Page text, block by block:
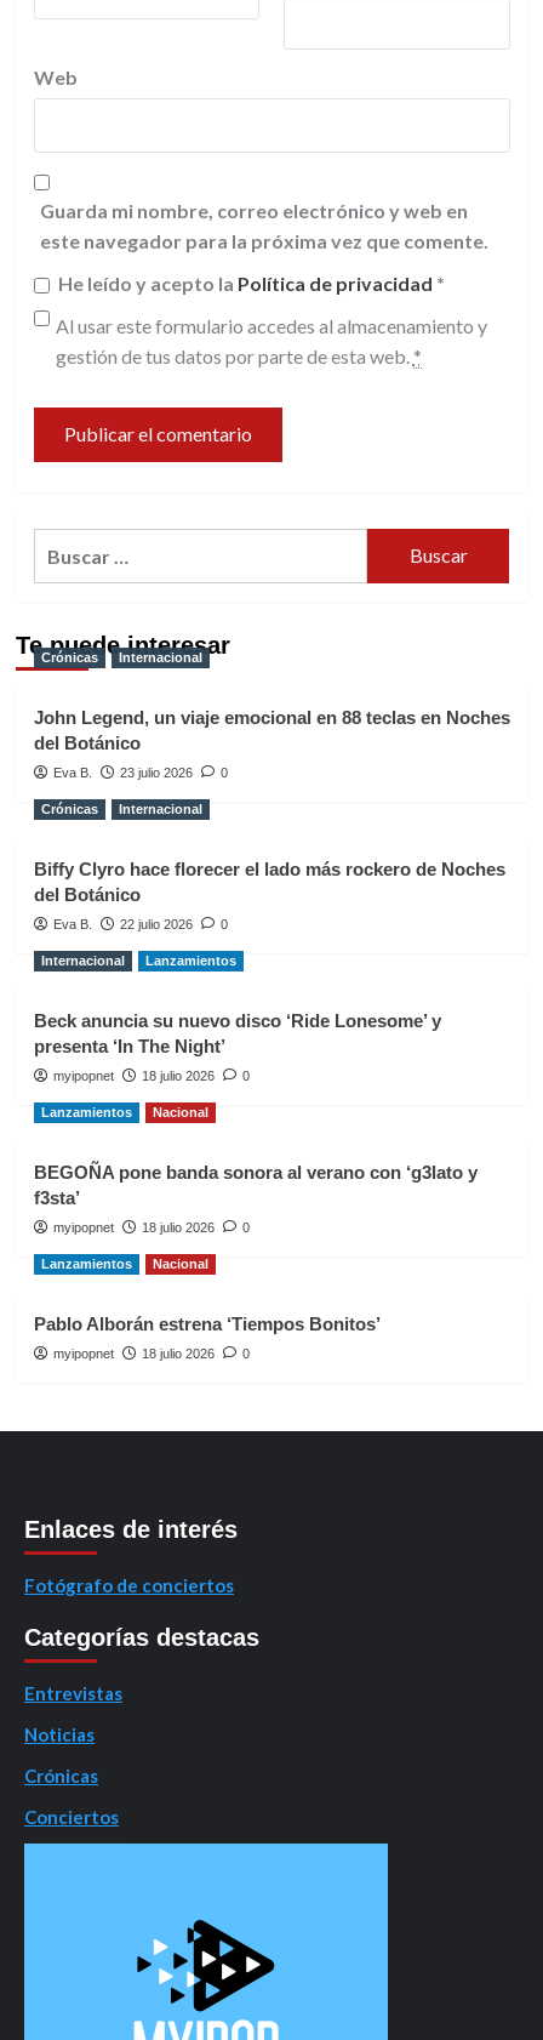
Web
Guarda mi nombre, correo electrónico y web en
este navegador para la próxima vez que comente.
He leído y acepto la Política de privacidad *
Al usar este formulario accedes al almacenamiento y
gestión de tus datos por parte de esta web. *
Te puede interesar
Crónicas Internacional
John Legend, un viaje emocional en 88 teclas en Noches
del Botánico
Eva B. 23 julio 2026 0
Crónicas Internacional
Biffy Clyro hace florecer el lado más rockero de Noches
del Botánico
Eva B. 22 julio 2026 0
Internacional Lanzamientos
Beck anuncia su nuevo disco ‘Ride Lonesome’ y
presenta ‘In The Night’
myipopnet 18 julio 2026 0
Lanzamientos Nacional
BEGOÑA pone banda sonora al verano con ‘g3lato y
f3sta’
myipopnet 18 julio 2026 0
Lanzamientos Nacional
Pablo Alborán estrena ‘Tiempos Bonitos’
myipopnet 18 julio 2026 0
Enlaces de interés
Fotógrafo de conciertos
Categorías destacas
Entrevistas
Noticias
Crónicas
Conciertos